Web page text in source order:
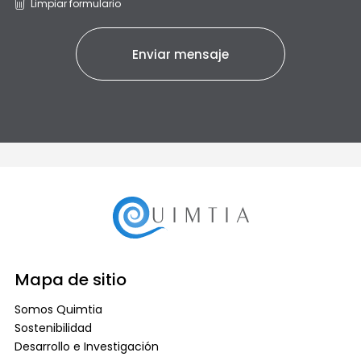
Limpiar formulario
Mapa de sitio
Somos Quimtia
Sostenibilidad
Desarrollo e Investigación